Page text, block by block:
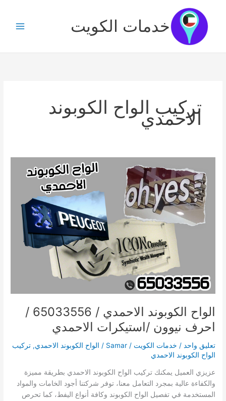
المحتوى
خدمات الكويت
تركيب الواح الكوبوند
الاحمدي
الواح الكوبوند الاحمدي / 65033556 /
احرف نيوون /استيكرات الاحمدي
تعليق واحد / خدمات الكويت /
Samar
/ الواح الكوبوند الاحمدي,تركيب
الواح الكوبوند الاحمدي
عزيزي العميل يمكنك تركيب الواح الكوبوند الاحمدي بطريقة مميزة
والكفاءة عالية بمجرد التعامل معنا، توفر شركتنا أجود الخامات والمواد
المستخدمة في تفصيل الواح الكوبوند وكافة أنواع اليفط، كما تحرص
الكوبوند
الاحمدي
65033556
الاحمدي